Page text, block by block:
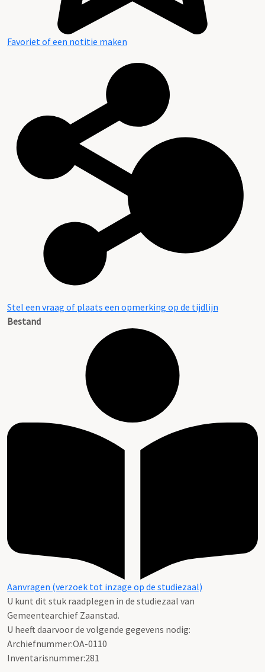
Favoriet of een notitie maken
Stel een vraag of plaats een opmerking op de tijdlijn
Bestand
Aanvragen (verzoek tot inzage op de studiezaal)
U kunt dit stuk raadplegen in de studiezaal van
Gemeentearchief Zaanstad.
U heeft daarvoor de volgende gegevens nodig:
Archiefnummer:OA-0110
Inventarisnummer:281